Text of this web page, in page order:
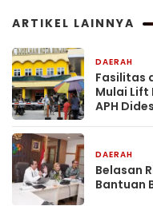
ARTIKEL LAINNYA
DAERAH
Fasilitas
Mulai Lift
APH
DAERAH
Belasan
Bantuan